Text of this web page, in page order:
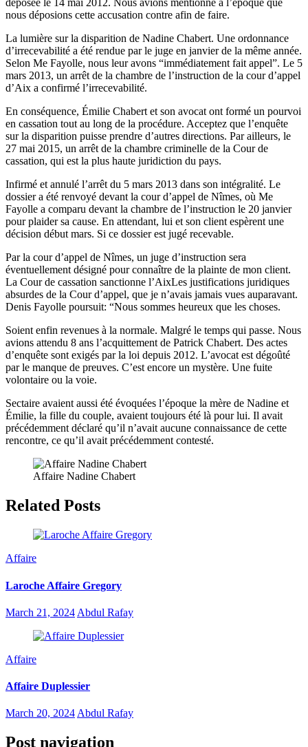
déposée le 14 mai 2012. Nous avions mentionné à l’époque que
nous déposions cette accusation contre afin de faire.
La lumière sur la disparition de Nadine Chabert. Une ordonnance
d’irrecevabilité a été rendue par le juge en janvier de la même année.
Selon Me Fayolle, nous leur avons “immédiatement fait appel”. Le 5
mars 2013, un arrêt de la chambre de l’instruction de la cour d’appel
d’Aix a confirmé l’irrecevabilité.
En conséquence, Émilie Chabert et son avocat ont formé un pourvoi
en cassation tout au long de la procédure. Acceptez que l’enquête
sur la disparition puisse prendre d’autres directions. Par ailleurs, le
27 mai 2015, un arrêt de la chambre criminelle de la Cour de
cassation, qui est la plus haute juridiction du pays.
Infirmé et annulé l’arrêt du 5 mars 2013 dans son intégralité. Le
dossier a été renvoyé devant la cour d’appel de Nîmes, où Me
Fayolle a comparu devant la chambre de l’instruction le 20 janvier
pour plaider sa cause. En attendant, lui et son client espèrent une
décision début mars. Si ce dossier est jugé recevable.
Par la cour d’appel de Nîmes, un juge d’instruction sera
éventuellement désigné pour connaître de la plainte de mon client.
La Cour de cassation sanctionne l’AixLes justifications juridiques
absurdes de la Cour d’appel, que je n’avais jamais vues auparavant.
Denis Fayolle poursuit: “Nous sommes heureux que les choses.
Soient enfin revenues à la normale. Malgré le temps qui passe. Nous
avions attendu 8 ans l’acquittement de Patrick Chabert. Des actes
d’enquête sont exigés par la loi depuis 2012. L’avocat est dégoûté
par le manque de preuves. C’est encore un mystère. Une fuite
volontaire ou la voie.
Sectaire avaient aussi été évoquées l’époque la mère de Nadine et
Émilie, la fille du couple, avaient toujours été là pour lui. Il avait
précédemment déclaré qu’il n’avait aucune connaissance de cette
rencontre, ce qu’il avait précédemment contesté.
Affaire Nadine Chabert
Related Posts
Affaire
Laroche Affaire Gregory
March 21, 2024 Abdul Rafay
Affaire
Affaire Duplessier
March 20, 2024 Abdul Rafay
Post navigation